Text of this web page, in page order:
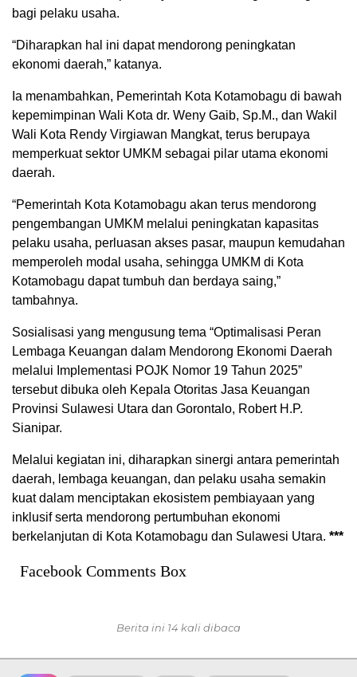
bagi pelaku usaha.
“Diharapkan hal ini dapat mendorong peningkatan
ekonomi daerah,” katanya.
Ia menambahkan, Pemerintah Kota Kotamobagu di bawah
kepemimpinan Wali Kota dr. Weny Gaib, Sp.M., dan Wakil
Wali Kota Rendy Virgiawan Mangkat, terus berupaya
memperkuat sektor UMKM sebagai pilar utama ekonomi
daerah.
“Pemerintah Kota Kotamobagu akan terus mendorong
pengembangan UMKM melalui peningkatan kapasitas
pelaku usaha, perluasan akses pasar, maupun kemudahan
memperoleh modal usaha, sehingga UMKM di Kota
Kotamobagu dapat tumbuh dan berdaya saing,”
tambahnya.
Sosialisasi yang mengusung tema “Optimalisasi Peran
Lembaga Keuangan dalam Mendorong Ekonomi Daerah
melalui Implementasi POJK Nomor 19 Tahun 2025”
tersebut dibuka oleh Kepala Otoritas Jasa Keuangan
Provinsi Sulawesi Utara dan Gorontalo, Robert H.P.
Sianipar.
Melalui kegiatan ini, diharapkan sinergi antara pemerintah
daerah, lembaga keuangan, dan pelaku usaha semakin
kuat dalam menciptakan ekosistem pembiayaan yang
inklusif serta mendorong pertumbuhan ekonomi
berkelanjutan di Kota Kotamobagu dan Sulawesi Utara. ***
Facebook Comments Box
Berita ini 14 kali dibaca